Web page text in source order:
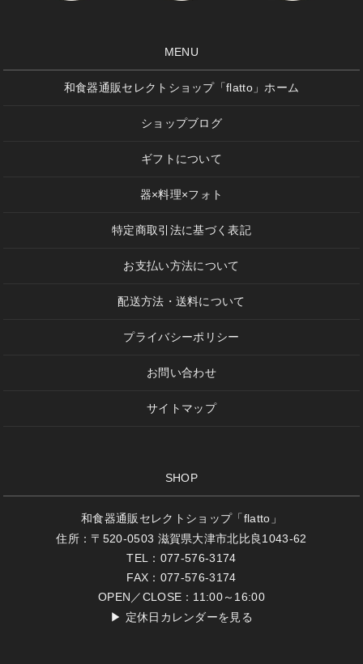
MENU
和食器通販セレクトショップ「flatto」ホーム
ショップブログ
ギフトについて
器×料理×フォト
特定商取引法に基づく表記
お支払い方法について
配送方法・送料について
プライバシーポリシー
お問い合わせ
サイトマップ
SHOP
和食器通販セレクトショップ「flatto」
住所：〒520-0503 滋賀県大津市北比良1043-62
TEL：077-576-3174
FAX：077-576-3174
OPEN／CLOSE：11:00～16:00
▶ 定休日カレンダーを見る